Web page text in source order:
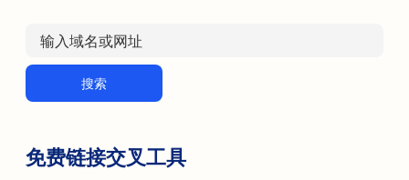
搜索
免费链接交叉工具